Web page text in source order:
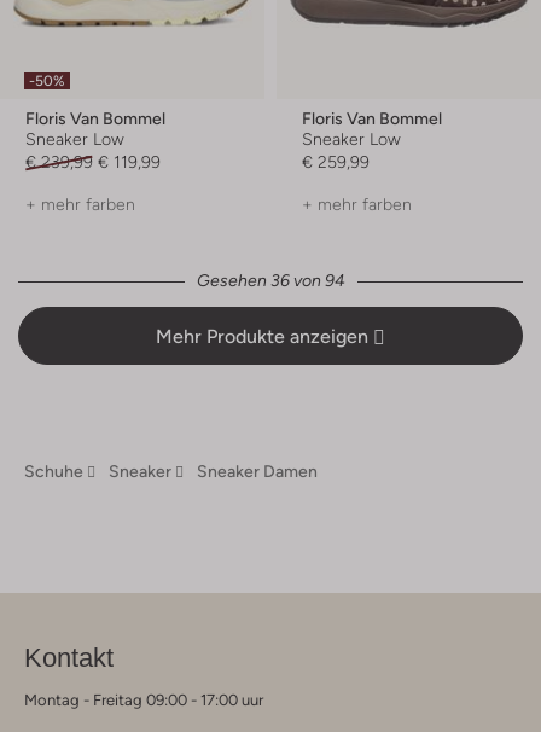
-50%
Floris Van Bommel
Sneaker Low
€ 239,99 € 119,99
+ mehr farben
Floris Van Bommel
Sneaker Low
€ 259,99
+ mehr farben
Gesehen 36 von 94
Mehr Produkte anzeigen
Schuhe Sneaker Sneaker Damen
Kontakt
Montag - Freitag 09:00 - 17:00 uur